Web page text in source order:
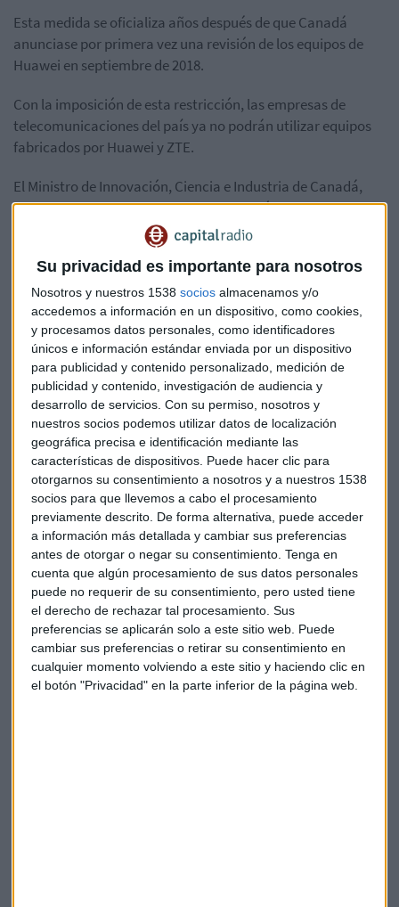
Su privacidad es importante para nosotros
Nosotros y nuestros 1538 socios almacenamos y/o
accedemos a información en un dispositivo, como cookies,
y procesamos datos personales, como identificadores
únicos e información estándar enviada por un dispositivo
para publicidad y contenido personalizado, medición de
publicidad y contenido, investigación de audiencia y
desarrollo de servicios. Con su permiso, nosotros y
nuestros socios podemos utilizar datos de localización
geográfica precisa e identificación mediante las
características de dispositivos. Puede hacer clic para
otorgarnos su consentimiento a nosotros y a nuestros 1538
socios para que llevemos a cabo el procesamiento
previamente descrito. De forma alternativa, puede acceder
a información más detallada y cambiar sus preferencias
antes de otorgar o negar su consentimiento. Tenga en
cuenta que algún procesamiento de sus datos personales
puede no requerir de su consentimiento, pero usted tiene
el derecho de rechazar tal procesamiento. Sus
preferencias se aplicarán solo a este sitio web. Puede
cambiar sus preferencias o retirar su consentimiento en
cualquier momento volviendo a este sitio y haciendo clic en
el botón "Privacidad" en la parte inferior de la página web.
Esta medida se oficializa años después de que Canadá
anunciase por primera vez una revisión de los equipos de
Huawei en septiembre de 2018.
Con la imposición de esta restricción, las empresas de
telecomunicaciones del país ya no podrán utilizar equipos
fabricados por Huawei y ZTE.
El Ministro de Innovación, Ciencia e Industria de Canadá,
François-Philippe Champagne, declaró que esta medida
había sido tomada tras escuchar a los servicios de
inteligencia del país y a sus más importantes aliados. "Esta
medida mejorará los servicios de Internet móvil de Canadá y
protegerá la seguridad de los canadienses", afirmó el
Ministro.
Huawei presenta oficialmente HUAWEI ADS, su plataforma
de mobile marketing
Otro país que veta a las tecnológicas
chinas
Canadá es el quinto país de la alianza de servicios de
inteligencia"Los Cinco Ojos"(formada por Estados
Unidos, Reino Unido, Australia, Nueva Zelanda y Canadá)
que aplica esta medida, después de que los otros cuatros
miembros prohibiesen y limitasen la participación de
Huawei en la red 5G de dichos países.Japón y Suecia
también han bloqueado o restringido el uso de tecnología
de Huawei en sus redes 5G.
Los miembros de esta alianza han señalado que la inclusión
de equipos de fabricantes chinos en las redes 5G suponen un